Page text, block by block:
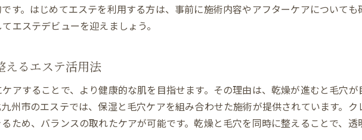
毎月のエステで理想の美肌を叶えるステップ
しみやくすみをエステとホームケアでケア
ホームケアとエステの役割分担と効果実感
乾燥を防ぎながらしみケアできるエステ技術
エステ後の肌をキープする美肌ルーティン
す。はじめてエステを利用する方は、事前に施術内容やアフターケアについても
エステデビューを迎えましょう。
えるエステ活用法
アすることで、より健康的な肌を目指せます。その理由は、乾燥が進むと毛穴
州市のエステでは、保湿と毛穴ケアを組み合わせた施術が提供されています。
ため、バランスの取れたケアが可能です。乾燥と毛穴を同時に整えることで、透